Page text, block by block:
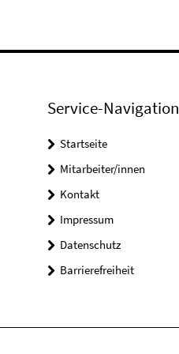
Service-Navigation
Startseite
Mitarbeiter/innen
Kontakt
Impressum
Datenschutz
Barrierefreiheit